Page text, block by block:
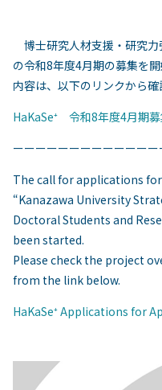
博士研究人材支援・研究力
の令和8年度4月期の募集を
内容は、以下のリンクから確
HaKaSe⁺ 令和8年度4月期
ーーーーーーーーーーーー
The call for applications
“Kanazawa University
Doctoral Students and
been started.
Please check the project
from the link below.
HaKaSe⁺ Applications for